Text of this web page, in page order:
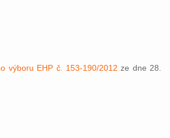
výboru EHP č. 153-190/2012ze dne 28.